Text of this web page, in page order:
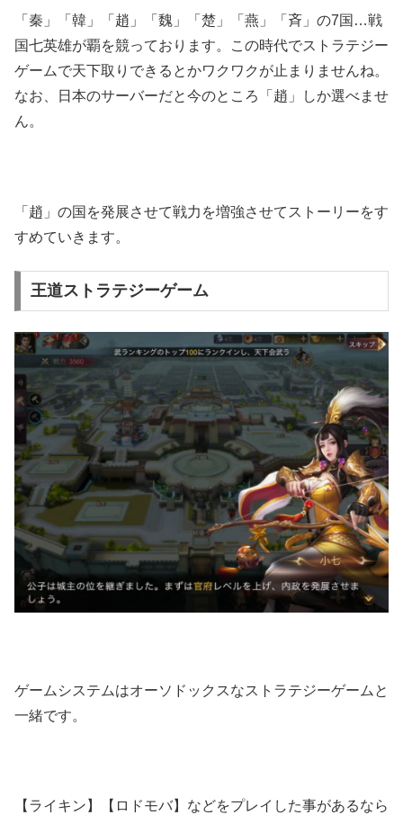
「秦」「韓」「趙」「魏」「楚」「燕」「斉」の7国…戦
国七英雄が覇を競っております。この時代でストラテジー
ゲームで天下取りできるとかワクワクが止まりませんね。
なお、日本のサーバーだと今のところ「趙」しか選べませ
ん。
「趙」の国を発展させて戦力を増強させてストーリーをす
すめていきます。
王道ストラテジーゲーム
ゲームシステムはオーソドックスなストラテジーゲームと
一緒です。
【ライキン】【ロドモバ】などをプレイした事があるなら